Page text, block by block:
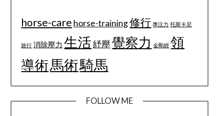
horse-care horse-training修行 專注力 托斯卡尼
旅行 消除壓力 生活 紓壓 覺察力 金剛經 領
導術馬術騎馬
FOLLOW ME